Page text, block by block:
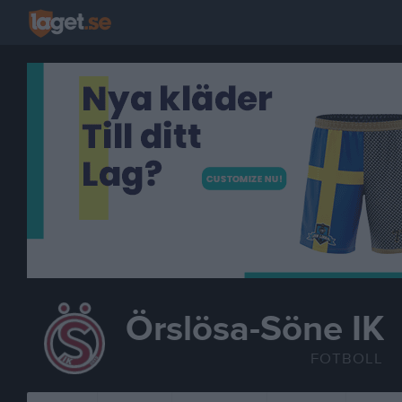
Örslösa-Söne IK
FOTBOLL